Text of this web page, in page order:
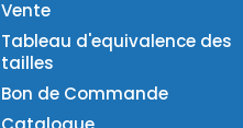
Vente
Tableau d'equivalence des
tailles
Bon de Commande